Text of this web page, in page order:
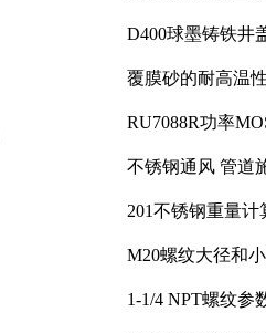
D400球墨铸铁井
覆膜砂的耐高温
RU7088R功率
不锈钢通风 管道
201不锈钢重量计
M20螺纹大径和
1-1/4 NPT螺纹参